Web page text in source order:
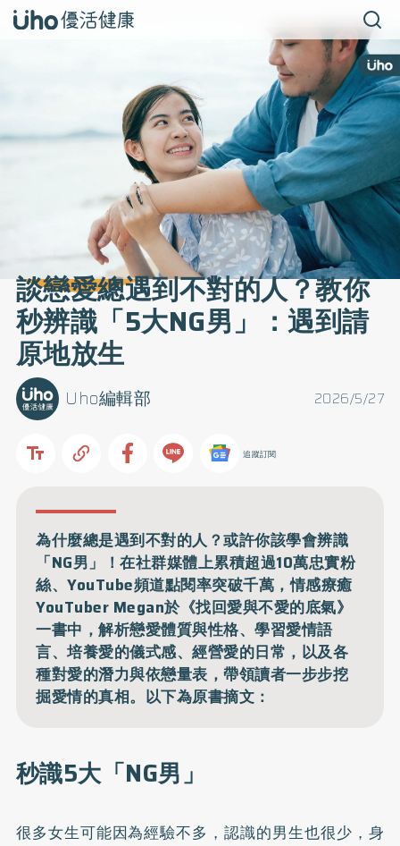
談戀愛總遇到不對的人？教你
秒辨識「5大NG男」：遇到請
原地放生
2026/5/27
Uho編輯部
追蹤訂閱
為什麼總是遇到不對的人？或許你該學會辨識
「NG男」！在社群媒體上累積超過10萬忠實粉
絲、YouTube頻道點閱率突破千萬，情感療癒
YouTuber Megan於《找回愛與不愛的底氣》
一書中，解析戀愛體質與性格、學習愛情語
言、培養愛的儀式感、經營愛的日常，以及各
種對愛的潛力與依戀量表，帶領讀者一步步挖
掘愛情的真相。以下為原書摘文：
秒識5大「NG男」
很多女生可能因為經驗不多，認識的男生也很少，身